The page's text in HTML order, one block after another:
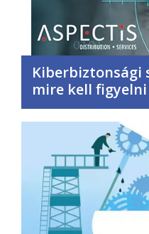
Kiberbiztonsági
mire kell